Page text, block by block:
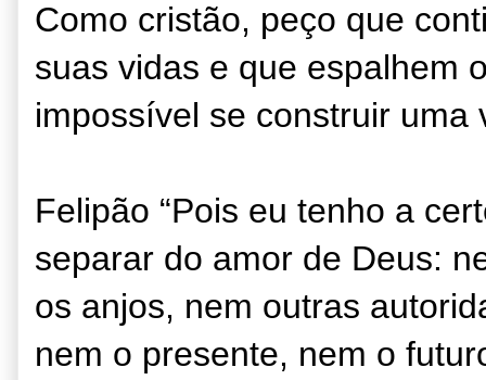
Como cristão, peço que
suas vidas e que espalhem
impossível se construir uma
Felipão “Pois eu tenho a
separar do amor de Deus:
os anjos, nem outras
nem o presente, nem o